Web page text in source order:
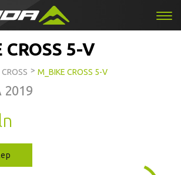
CROSS 5-V
CROSS > M_BIKE CROSS 5-V
2019